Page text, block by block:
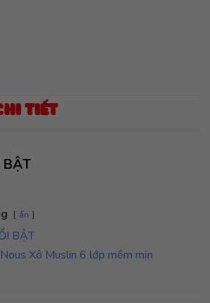
TIẾT
ẩn
BẬT
Xô Muslin 6 lớp mềm mịn